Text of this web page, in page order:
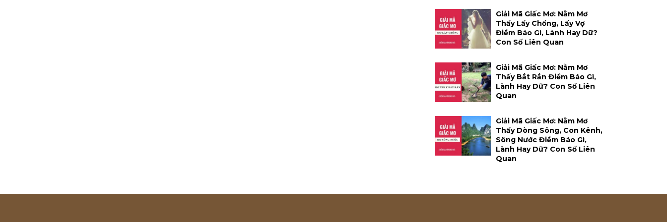
Giải Mã Giấc Mơ: Nằm Mơ
Thấy Lấy Chồng, Lấy Vợ
Điềm Báo Gì, Lành Hay Dữ?
Con Số Liên Quan
Giải Mã Giấc Mơ: Nằm Mơ
Thấy Bắt Rắn Điềm Báo Gì,
Lành Hay Dữ? Con Số Liên
Quan
Giải Mã Giấc Mơ: Nằm Mơ
Thấy Dòng Sông, Con Kênh,
Sông Nước Điềm Báo Gì,
Lành Hay Dữ? Con Số Liên
Quan